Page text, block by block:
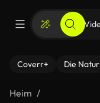
Coverr+ Die Natur
Heim